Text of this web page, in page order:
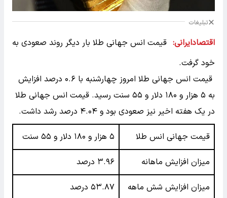
تبلیغات
اقتصادایرانی: قیمت انس جهانی طلا بار دیگر روند صعودی به
خود گرفت.
قیمت انس جهانی طلا امروز چهارشنبه با ۰.۶ درصد افزایش
به ۵ هزار و ۱۸۰ دلار و ۵۵ سنت رسید. قیمت انس جهانی طلا
در یک هفته اخیر نیز صعودی بود و ۴.۰۴ درصد رشد داشت.
قیمت جهانی انس طلا ۵ هزار و ۱۸۰ دلار و ۵۵ سنت
میزان افزایش ماهانه ۳.۹۶ درصد
میزان افزایش شش ماهه ۵۳.۸۷ درصد